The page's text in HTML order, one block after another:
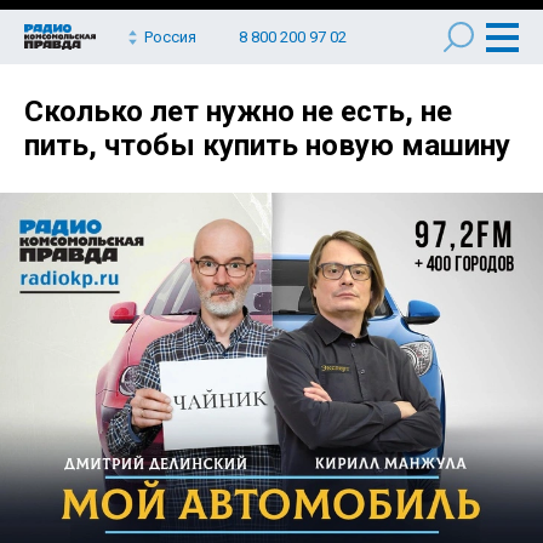
Россия 8 800 200 97 02
Сколько лет нужно не есть, не
пить, чтобы купить новую машину